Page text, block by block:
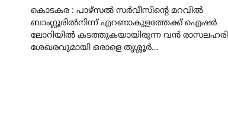
കൊടകര : പാഴ്‌സൽ സർവീസിന്റെ മറവിൽ
ബാംഗ്ലൂരിൽനിന്ന് എറണാകുളത്തേക്ക് ഐഷർ
ലോറിയിൽ കടത്തുകയായിരുന്ന വൻ രാസലഹരി
ശേഖരവുമായി ഒരാളെ തൃശ്ശൂർ…